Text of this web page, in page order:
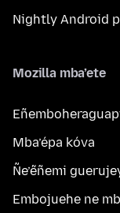
Nightly Android
Mozilla mba’ete
Mba’épa kóva
Ñe’ẽñemi
Embojuehe ne